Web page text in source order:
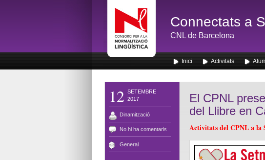
Connectats a
CNL de Barcelona
Inici Activitats
12 SETEMBRE
2017
Dinamització
No hi ha comentaris
General
El CPNL
del Llibre en
Activitats del CPNL a la